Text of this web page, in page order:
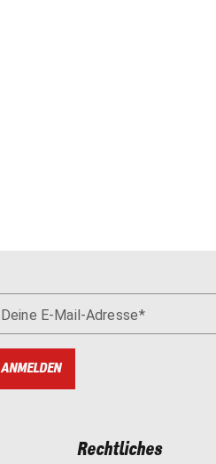
Deine E-Mail-Adresse
ANMELDEN
Rechtliches